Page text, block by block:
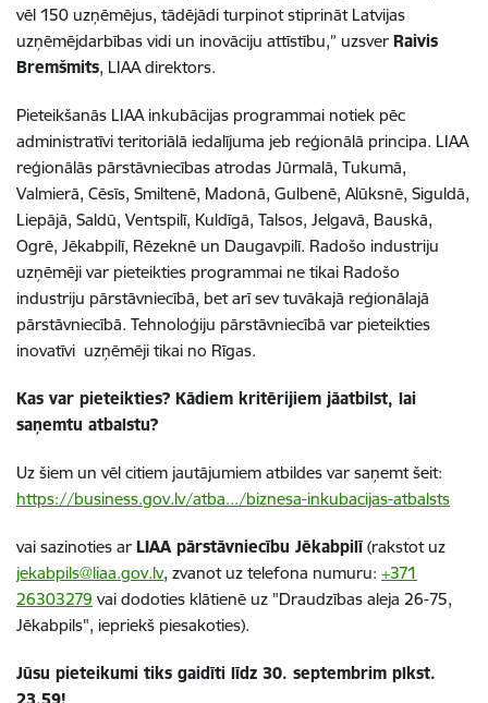
vēl 150 uzņēmējus, tādējādi turpinot stiprināt Latvijas
uzņēmējdarbības vidi un inovāciju attīstību,” uzsver Raivis
Bremšmits, LIAA direktors.
Pieteikšanās LIAA inkubācijas programmai notiek pēc
administratīvi teritoriālā iedalījuma jeb reģionālā principa. LIAA
reģionālās pārstāvniecības atrodas Jūrmalā, Tukumā,
Valmierā, Cēsīs, Smiltenē, Madonā, Gulbenē, Alūksnē, Siguldā,
Liepājā, Saldū, Ventspilī, Kuldīgā, Talsos, Jelgavā, Bauskā,
Ogrē, Jēkabpilī, Rēzeknē un Daugavpilī. Radošo industriju
uzņēmēji var pieteikties programmai ne tikai Radošo
industriju pārstāvniecībā, bet arī sev tuvākajā reģionālajā
pārstāvniecībā. Tehnoloģiju pārstāvniecībā var pieteikties
inovatīvi uzņēmēji tikai no Rīgas.
Kas var pieteikties? Kādiem kritērijiem jāatbilst, lai
saņemtu atbalstu?
Uz šiem un vēl citiem jautājumiem atbildes var saņemt šeit:
https://business.gov.lv/atba.../biznesa-inkubacijas-atbalsts
vai sazinoties ar LIAA pārstāvniecību Jēkabpilī(rakstot uz
jekabpils@liaa.gov.lv, zvanot uz telefona numuru: +371
26303279 vai dodoties klātienē uz "Draudzības aleja 26-75,
Jēkabpils", iepriekš piesakoties).
Jūsu pieteikumi tiks gaidīti līdz 30. septembrim plkst.
23.59!